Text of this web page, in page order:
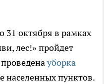
31 октября в рамках
лес!» пройдет
уборка
населенных пунктов.